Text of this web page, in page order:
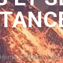
Home/Réussir à